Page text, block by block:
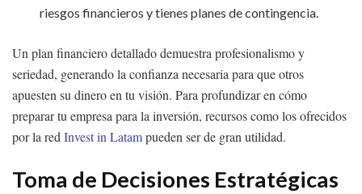
riesgos financieros y tienes planes de contingencia.
Un plan financiero detallado demuestra profesionalismo y
seriedad, generando la confianza necesaria para que otros
apuesten su dinero en tu visión. Para profundizar en cómo
preparar tu empresa para la inversión, recursos como los ofrecidos
por la red Invest in Latampueden ser de gran utilidad.
Toma de Decisiones Estratégicas